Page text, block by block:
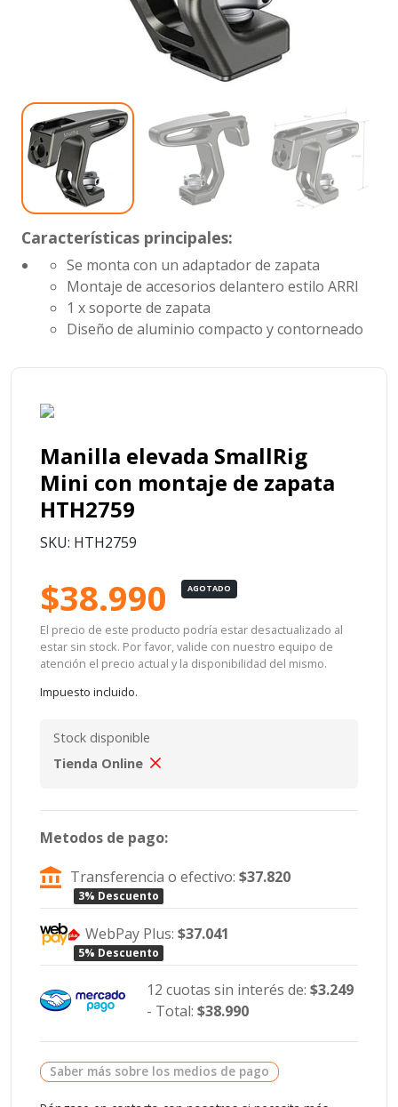
Características principales:
Se monta con un adaptador de zapata
Montaje de accesorios delantero estilo ARRI
1 x soporte de zapata
Diseño de aluminio compacto y contorneado
Manilla elevada SmallRig
Mini con montaje de zapata
HTH2759
SKU: HTH2759
$38.990 AGOTADO
El precio de este producto podría estar desactualizado al
estar sin stock. Por favor, valide con nuestro equipo de
atención el precio actual y la disponibilidad del mismo.
Impuesto incluido.
Stock disponible
Tienda Online
Metodos de pago:
Transferencia o efectivo:$37.820
3% Descuento
WebPay Plus:$37.041
5% Descuento
12 cuotas sin interés de: $3.249
- Total: $38.990
Saber más sobre los medios de pago